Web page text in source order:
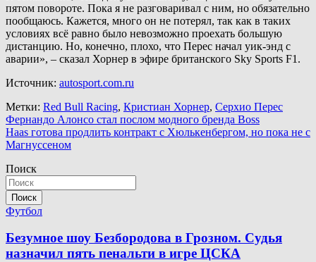
пятом повороте. Пока я не разговаривал с ним, но обязательно
пообщаюсь. Кажется, много он не потерял, так как в таких
условиях всё равно было невозможно проехать большую
дистанцию. Но, конечно, плохо, что Перес начал уик-энд с
аварии», – сказал Хорнер в эфире британского Sky Sports F1.
Источник: autosport.com.ru
Метки: Red Bull Racing, Кристиан Хорнер, Серхио Перес
Навигация
по
Фернандо Алонсо стал послом модного бренда Boss
Haas готова продлить контракт с Хюлькенбергом, но пока не с
Магнуссеном
Поиск
Поиск
Футбол
Безумное шоу Безбородова в Грозном. Судья
назначил пять пенальти в игре ЦСКА